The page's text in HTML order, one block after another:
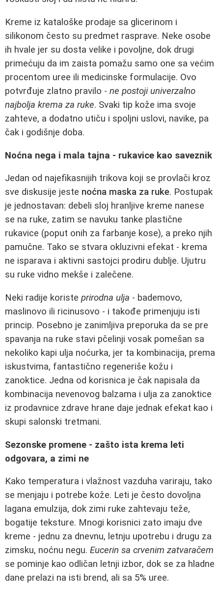
Kreme iz kataloške prodaje sa glicerinom i
silikonom često su predmet rasprave. Neke osobe
ih hvale jer su dosta velike i povoljne, dok drugi
primećuju da im zaista pomažu samo one sa većim
procentom uree ili medicinske formulacije. Ovo
potvrđuje zlatno pravilo - ne postoji univerzalno
najbolja krema za ruke. Svaki tip kože ima svoje
zahteve, a dodatno utiču i spoljni uslovi, navike, pa
čak i godišnje doba.
Noćna nega i mala tajna - rukavice kao saveznik
Jedan od najefikasnijih trikova koji se provlači kroz
sve diskusije jeste noćna maska za ruke. Postupak
je jednostavan: debeli sloj hranljive kreme nanese
se na ruke, zatim se navuku tanke plastične
rukavice (poput onih za farbanje kose), a preko njih
pamučne. Tako se stvara okluzivni efekat - krema
ne isparava i aktivni sastojci prodiru dublje. Ujutru
su ruke vidno mekše i zalečene.
Neki radije koriste prirodna ulja - bademovo,
maslinovo ili ricinusovo - i takođe primenjuju isti
princip. Posebno je zanimljiva preporuka da se pre
spavanja na ruke stavi pčelinji vosak pomešan sa
nekoliko kapi ulja noćurka, jer ta kombinacija, prema
iskustvima, fantastično regeneriše kožu i
zanoktice. Jedna od korisnica je čak napisala da
kombinacija nevenovog balzama i ulja za zanoktice
iz prodavnice zdrave hrane daje jednak efekat kao i
skupi salonski tretmani.
Sezonske promene - zašto ista krema leti
odgovara, a zimi ne
Kako temperatura i vlažnost vazduha variraju, tako
se menjaju i potrebe kože. Leti je često dovoljna
lagana emulzija, dok zimi ruke zahtevaju teže,
bogatije teksture. Mnogi korisnici zato imaju dve
kreme - jednu za dnevnu, letnju upotrebu i drugu za
zimsku, noćnu negu. Eucerin sa crvenim zatvaračem
se pominje kao odličan letnji izbor, dok se za hladne
dane prelazi na isti brend, ali sa 5% uree.